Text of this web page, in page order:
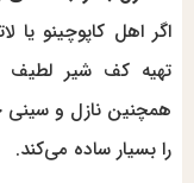
اگر اهل کاپوچینو یا
تهیه کف شیر لطیف
همچنین نازل و سینی
را بسیار ساده می‌کند.